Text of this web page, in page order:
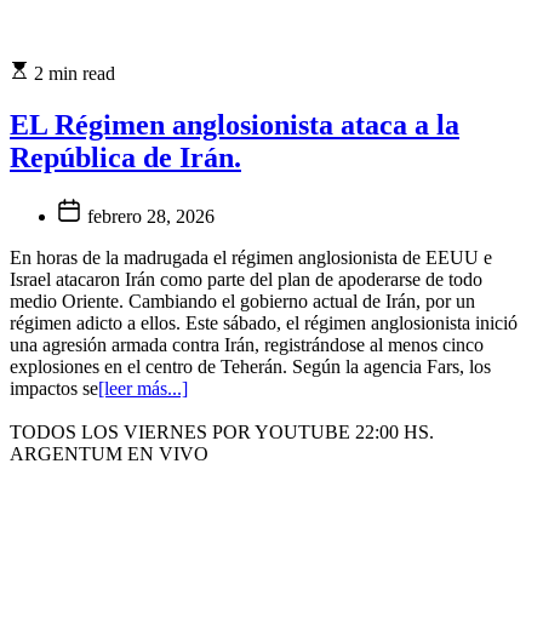
2 min read
EL Régimen anglosionista ataca a la
República de Irán.
febrero 28, 2026
En horas de la madrugada el régimen anglosionista de EEUU e
Israel atacaron Irán como parte del plan de apoderarse de todo
medio Oriente. Cambiando el gobierno actual de Irán, por un
régimen adicto a ellos. Este sábado, el régimen anglosionista inició
una agresión armada contra Irán, registrándose al menos cinco
explosiones en el centro de Teherán. Según la agencia Fars, los
impactos se[leer más...]
TODOS LOS VIERNES POR YOUTUBE 22:00 HS.
ARGENTUM EN VIVO